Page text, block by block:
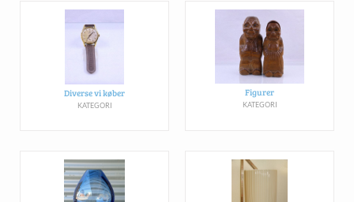
Diverse vi køber
KATEGORI
Figurer
KATEGORI